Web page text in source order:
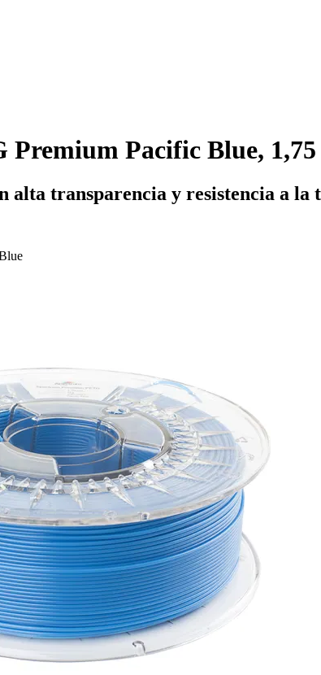
Premium Pacific Blue,
alta transparencia y resistencia a la